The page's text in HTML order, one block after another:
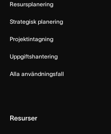
Resursplanering
Strategisk planering
Projektintagning
Uppgiftshantering
Alla användningsfall
Resurser